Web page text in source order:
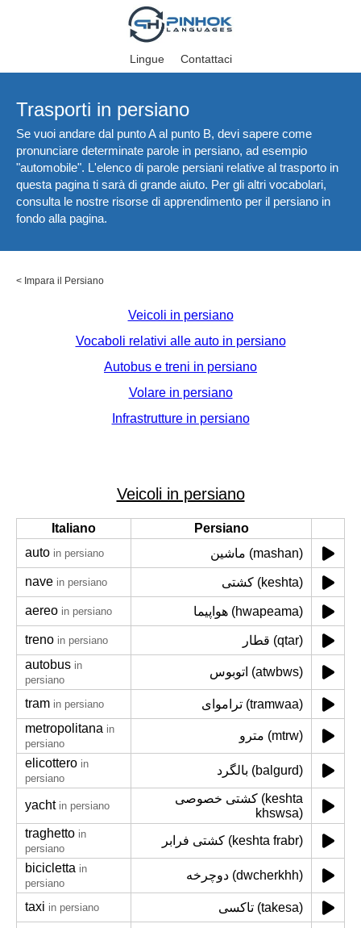
Lingue Contattaci
Trasporti in persiano
Se vuoi andare dal punto A al punto B, devi sapere come
pronunciare determinate parole in persiano, ad esempio
"automobile". L'elenco di parole persiani relative al trasporto in
questa pagina ti sarà di grande aiuto. Per gli altri vocabolari,
consulta le nostre risorse di apprendimento per il persiano in
fondo alla pagina.
< Impara il Persiano
Veicoli in persiano
Vocaboli relativi alle auto in persiano
Autobus e treni in persiano
Volare in persiano
Infrastrutture in persiano
Veicoli in persiano
Italiano
Persiano
auto in persiano ماشین (mashan)
nave in persiano کشتی (keshta)
aereo in persiano هواپیما (hwapeama)
treno in persiano
قطار (qtar)
autobus in
persiano
اتوبوس (atwbws)
tram in persiano
تراموای (tramwaa)
metropolitana in
persiano
مترو (mtrw)
elicottero in
persiano
بالگرد (balgurd)
yacht in persiano
کشتی خصوصی (keshta
khswsa)
traghetto in
persiano
کشتی فرابر (keshta frabr)
bicicletta in
persiano
دوچرخه (dwcherkhh)
taxi in persiano تاکسی (takesa)